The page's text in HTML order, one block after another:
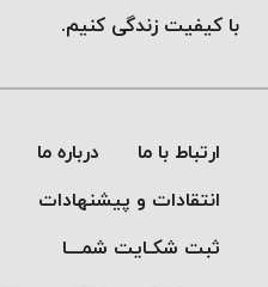
با کیفیت زندگی کنیم.
ارتباط با ما درباره ما
انتقادات و پیشنهادات
ثبت شکـایت شمـــا